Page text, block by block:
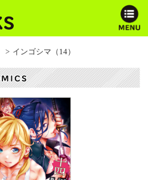
インゴシマ（14）